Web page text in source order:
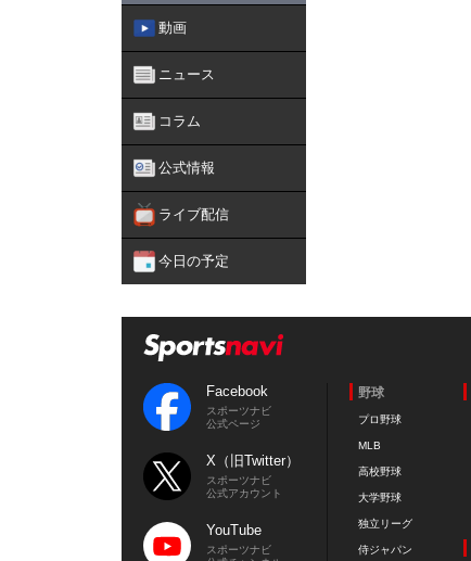
動画
ニュース
コラム
公式情報
ライブ配信
今日の予定
Facebook
スポーツナビ
公式ページ
X（旧Twitter）
スポーツナビ
公式アカウント
YouTube
スポーツナビ
野球
プロ野球
MLB
高校野球
大学野球
独立リーグ
侍ジャパン